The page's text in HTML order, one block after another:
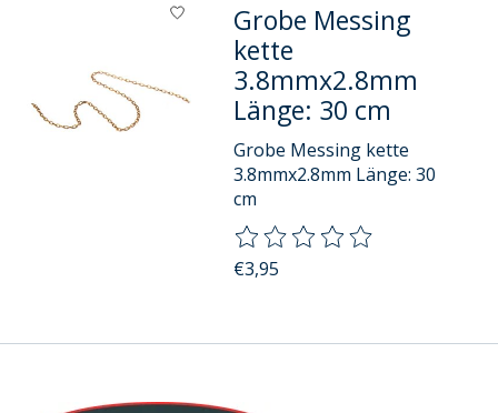
Grobe Messing
kette
3.8mmx2.8mm
Länge: 30 cm
Grobe Messing kette
3.8mmx2.8mm Länge: 30
cm
Die Bewertung dieses
€3,95